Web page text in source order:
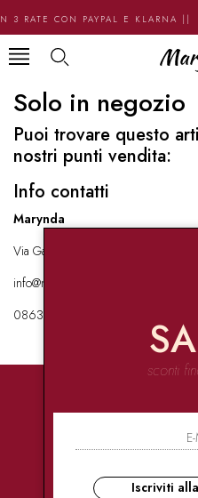
3 RATE CON PAYPAL E KLARNA
Solo in negozio
Puoi trovare questo
nostri punti vendita:
Info contatti
Marynda
Via Garibaldi 136 67051 Avezzano
info@marynda.com
08631871946
PAGAMENTI
sconti
Iscriviti